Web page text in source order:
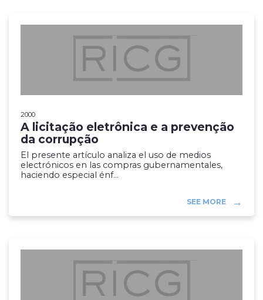
2000
A licitação eletrônica e a prevenção
da corrupção
El presente artículo analiza el uso de medios
electrónicos en las compras gubernamentales,
haciendo especial énf...
SEE MORE